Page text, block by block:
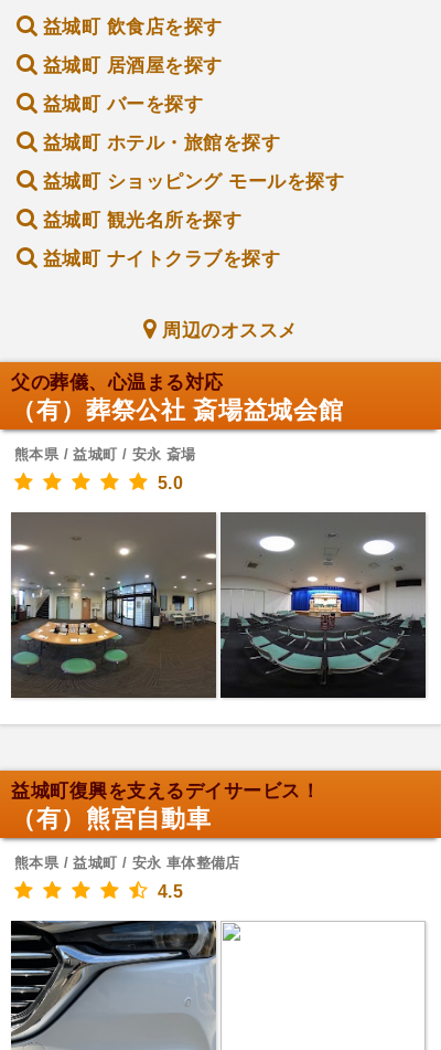
益城町 飲食店を探す
益城町 居酒屋を探す
益城町 バーを探す
益城町 ホテル・旅館を探す
益城町 ショッピング モールを探す
益城町 観光名所を探す
益城町 ナイトクラブを探す
周辺のオススメ
父の葬儀、心温まる対応
（有）葬祭公社 斎場益城会館
熊本県 / 益城町 / 安永 斎場
5.0
益城町復興を支えるデイサービス！
（有）熊宮自動車
熊本県 / 益城町 / 安永 車体整備店
4.5